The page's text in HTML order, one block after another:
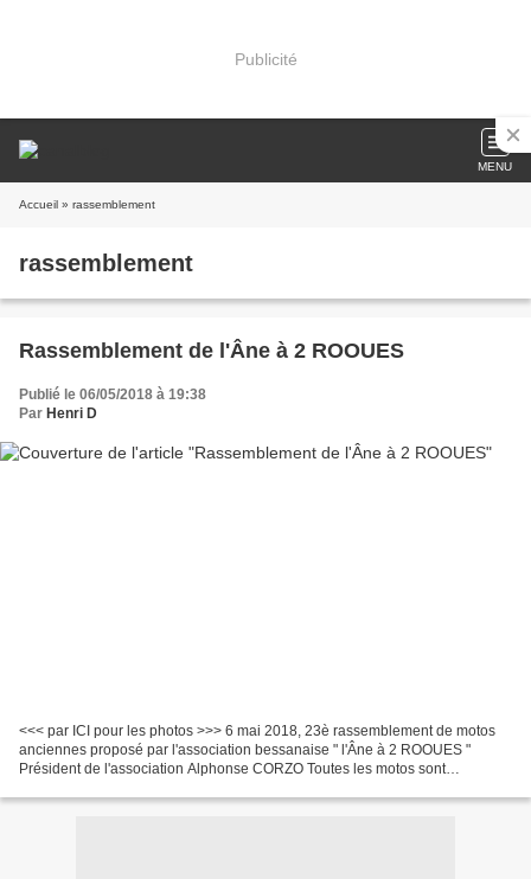
Publicité
MENU
Accueil » rassemblement
rassemblement
Rassemblement de l'Âne à 2 ROOUES
Publié le 06/05/2018 à 19:38
Par Henri D
<<< par ICI pour les photos >>> 6 mai 2018, 23è rassemblement de motos
anciennes proposé par l'association bessanaise " l'Âne à 2 ROOUES "
Président de l'association Alphonse CORZO Toutes les motos sont